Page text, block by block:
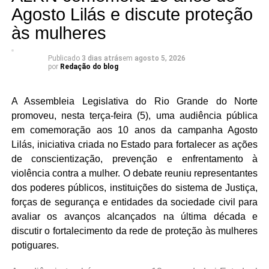
institucional e a adoção de soluções inovadoras,
incluindo o uso organizado de ferramentas de inteligência
artificial. A missão definida no planejamento é prestar
assessoramento jurídico de excelência à Assembleia do
RN, garantindo segurança jurídica, eficiência, inovação e
Agosto Lilás e discute proteção
às mulheres
Publicado 3 dias atrásem agosto 5, 2026
por Redação do blog
A Assembleia Legislativa do Rio Grande do Norte
promoveu, nesta terça-feira (5), uma audiência pública
em comemoração aos 10 anos da campanha Agosto
Lilás, iniciativa criada no Estado para fortalecer as ações
de conscientização, prevenção e enfrentamento à
violência contra a mulher. O debate reuniu representantes
dos poderes públicos, instituições do sistema de Justiça,
forças de segurança e entidades da sociedade civil para
avaliar os avanços alcançados na última década e
discutir o fortalecimento da rede de proteção às mulheres
potiguares.